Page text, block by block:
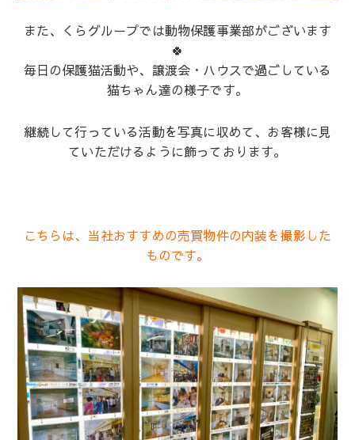
また、くらグループでは動物保護事業部がございます
🍀
毎日の保護猫活動や、譲渡会・ハウスで過ごしている
猫ちゃん達の様子です。
継続して行っている活動を写真に収めて、お客様に見
ていただけるように飾っております。
こちらは、当社おすすめの売買物件の内装を撮影した
ものです。